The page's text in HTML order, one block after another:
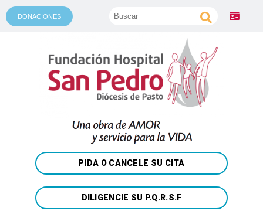
DONACIONES
PIDA O CANCELE SU CITA
DILIGENCIE SU P.Q.R.S.F